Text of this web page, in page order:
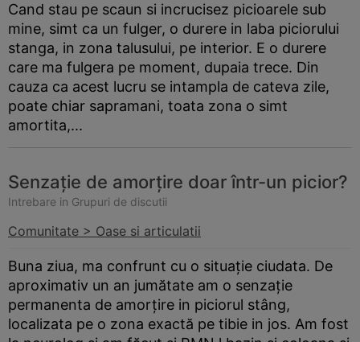
Cand stau pe scaun si incrucisez picioarele sub
mine, simt ca un fulger, o durere in laba piciorului
stanga, in zona talusului, pe interior. E o durere
care ma fulgera pe moment, dupaia trece. Din
cauza ca acest lucru se intampla de cateva zile,
poate chiar sapramani, toata zona o simt
amortita,...
Senzație de amorțire doar într-un picior?
Intrebare in Grupuri de discutii
Comunitate > Oase si articulatii
Buna ziua, ma confrunt cu o situație ciudata. De
aproximativ un an jumătate am o senzație
permanenta de amorțire in piciorul stâng,
localizata pe o zona exactă pe tibie in jos. Am fost